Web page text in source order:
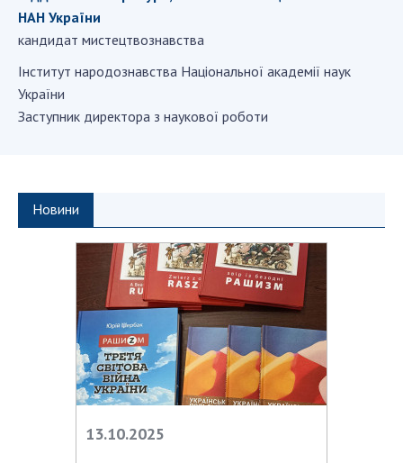
СТРУКТУРА
Президія НАН України
Апарат Президії
Секція хімічних і біологічних наук
Секція суспільних і гуманітарних наук
Установи при Президії
Ради, комітети та комісії
Наукові центри МОН та НАН України
Громадські організації
НАН України
кандидат мистецтвознавства
Iнститут народознавства Національної академії наук
України
Заступник директора з наукової роботи
Новини
13.10.2025